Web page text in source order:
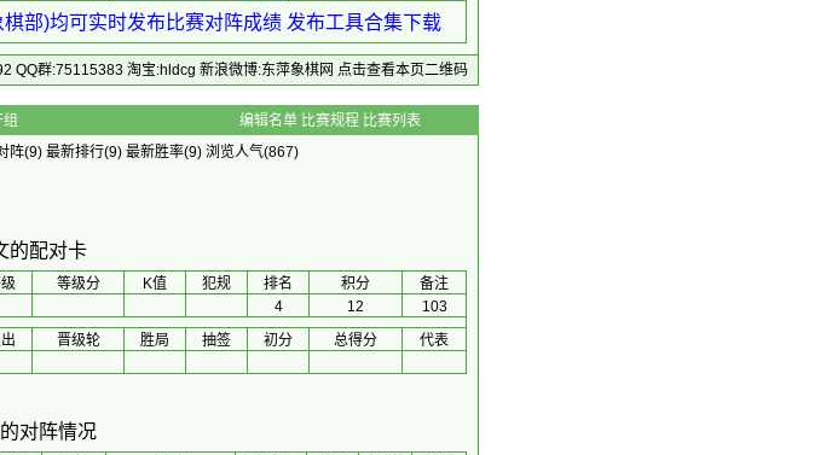
部)均可实时发布比赛对阵成绩 发布工具合集下载
QQ群:75115383 淘宝:hldcg 新浪微博:东萍象棋网 点击查看本页二维码
老年象棋公开赛公开组 编辑名单 比赛规程 比赛列表
阵(9) 最新排行(9) 最新胜率(9) 浏览人气(867)
的配对卡
等级分 K值 犯规 排名 积分
备注
4 12
103
晋级轮 胜局 抽签 初分 总得分 代表
对阵情况